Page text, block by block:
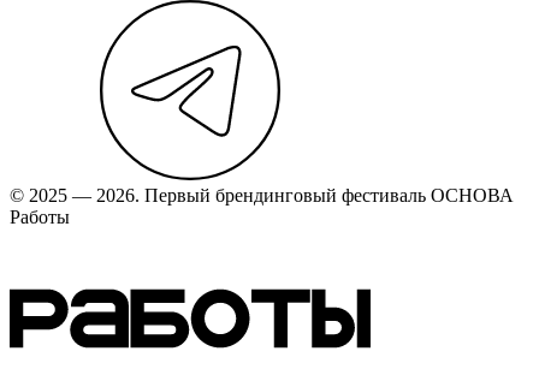
© 2025 — 2026. Первый брендинговый фестиваль ОСНОВА
Работы